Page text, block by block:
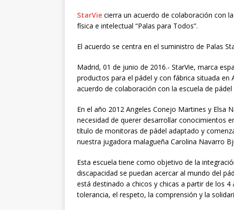
StarVie cierra un acuerdo de colaboración con
física e intelectual “Palas para Todos”.
El acuerdo se centra en el suministro de Palas
Madrid, 01 de junio de 2016.- StarVie, marca
productos para el pádel y con fábrica situada en
acuerdo de colaboración con la escuela de
En el año 2012 Angeles Conejo Martines y Elsa
necesidad de querer desarrollar conocimientos
título de monitoras de pádel adaptado y
nuestra jugadora malagueña Carolina Navarro
Esta escuela tiene como objetivo de la
discapacidad se puedan acercar al mundo del
está destinado a chicos y chicas a partir de los
tolerancia, el respeto, la comprensión y la